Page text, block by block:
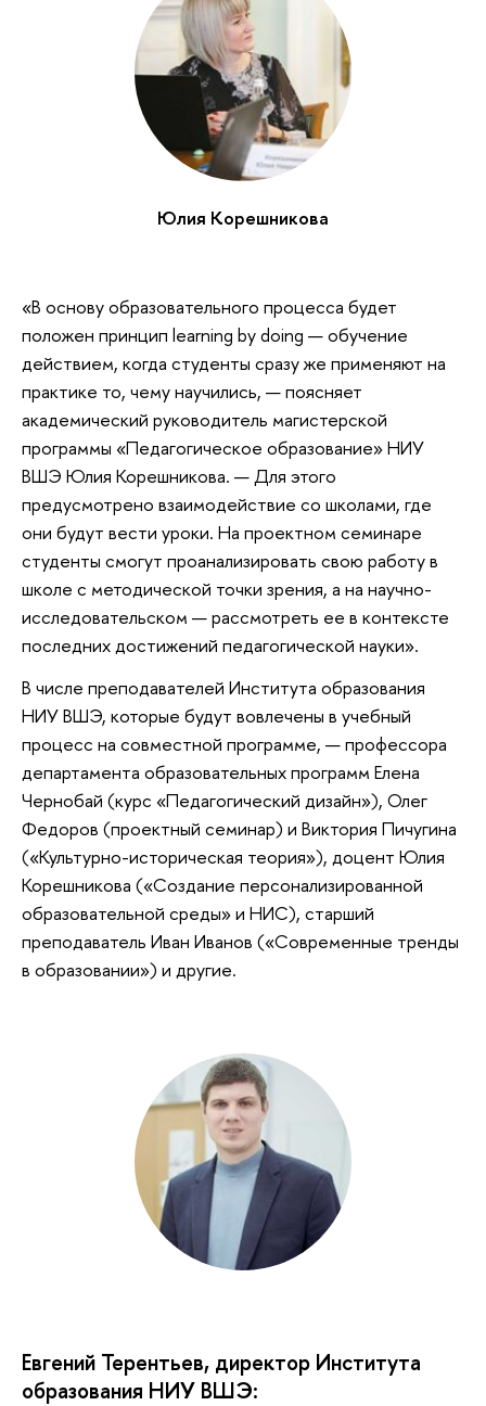
Юлия Корешникова
«В основу образовательного процесса будет
положен принцип learning by doing — обучение
действием, когда студенты сразу же применяют на
практике то, чему научились, — поясняет
академический руководитель магистерской
программы «Педагогическое образование» НИУ
ВШЭ Юлия Корешникова. — Для этого
предусмотрено взаимодействие со школами, где
они будут вести уроки. На проектном семинаре
студенты смогут проанализировать свою работу в
школе с методической точки зрения, а на научно-
исследовательском — рассмотреть ее в контексте
последних достижений педагогической науки».
В числе преподавателей Института образования
НИУ ВШЭ, которые будут вовлечены в учебный
процесс на совместной программе, — профессора
департамента образовательных программ Елена
Чернобай (курс «Педагогический дизайн»), Олег
Федоров (проектный семинар) и Виктория Пичугина
(«Культурно-историческая теория»), доцент Юлия
Корешникова («Создание персонализированной
образовательной среды» и НИС), старший
преподаватель Иван Иванов («Современные тренды
в образовании») и другие.
Евгений Терентьев, директор Института
образования НИУ ВШЭ: